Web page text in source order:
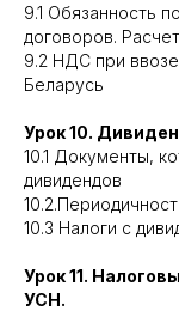
9.1 Обязанность
договоров.
9.2 НДС при
Беларусь
Урок 10.
10.1 Документы,
дивидендов
10.3 Налоги с
Урок 11.
УСН.